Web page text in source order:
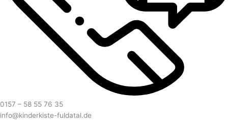
0157 – 58 55 76 35
info@kinderkiste-fuldatal.de